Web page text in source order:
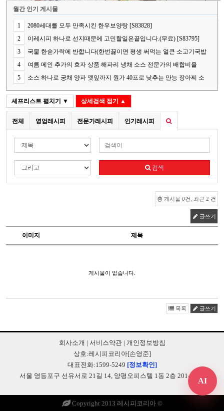
월간 인기 게시물
1
2080세대를 모두 만족시킨 한우보양탕 [S83828]
2
이레시피 하나로 선지때문에 고민할일은끝입니다.(무료) [S83795]
3
국물 한숟가락에 반합니다(한번끓이면 평생 써먹는 얼큰 소고기국밥
의 핵심 비법) [S83848]
4
여름 메인 추가의 효자 상품 해파리 냉채 소스 전문가의 배합비율
[S83787]
5
소스 하나로 궁채 양파 깻잎까지 원가 40프로 낮추는 만능 장아찌 소
스[S83841]
셰프리스트 펼치기 ▼ 상세검색 접기 ▲
전체 영업레시피 전문가레시피 인기레시피
검색
총 게시물 0건, 최근 2 건
글쓰기
이미지 제목
게시물이 없습니다.
목록 글쓰기
회사소개 | 서비스약관| 개인정보방침
상호:레시피코리아[손영준]
대표전화:1599-5249 [정보확인]
서울 영등포구 선유서로 21길 14, 양평오피스텔 1동 2층 201-B248
Copyright 2013 레시피코리아 ©
AI